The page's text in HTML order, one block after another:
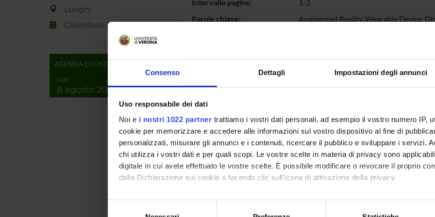
Consenso Dettagli Impostazioni degli annunci
Uso responsabile dei dati
Noi e i nostri 1022 partner trattiamo i vostri dati personali, ad esempio il vostro numero IP,
cookie per memorizzare e accedere alle informazioni sul vostro dispositivo al fine di
personalizzati, misurare gli annunci e i contenuti, ricercare il pubblico e sviluppare i servizi.
chi utilizza i vostri dati e per quali scopi. Le vostre scelte in materia di privacy sono
digitale in cui avete effettuato le vostre scelte. È possibile modificare o revocare il proprio
dalla Dichiarazione sui cookie o facendo clic sull'icona di attivazione della privacy.
Con il tuo consenso, vorremmo anche:
raccogliere informazioni sulla tua posizione geografica, con un'approssimazione di
Luoghi
Calendario
AGENDA DI OGGI
sab
8 agosto 2026
Intervallo pagine:
1-2
Parole chiave:
Augmented Reality, Wearable Device,
Augmented reality (AR) applications
AR devices, direction estimation is
management of inertial data and video
prototype capable of obtaining
sources by using a multi-antenna
natural match for this technology
the main reference for user interaction
prototype detects when a user aims at
Bluetooth Low Energy emitters
error rate.
Id prodotto:
99217
Handle IRIS:
11562/969804